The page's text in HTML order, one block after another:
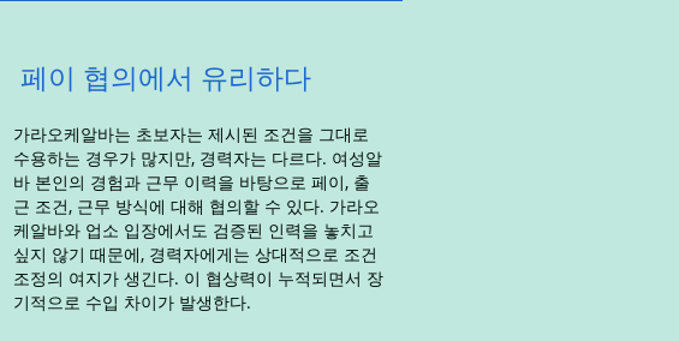
페이 협의에서 유리하다
가라오케알바는 초보자는 제시된 조건을 그대로
수용하는 경우가 많지만, 경력자는 다르다. 여성알
바 본인의 경험과 근무 이력을 바탕으로 페이, 출
근 조건, 근무 방식에 대해 협의할 수 있다. 가라오
케알바와 업소 입장에서도 검증된 인력을 놓치고
싶지 않기 때문에, 경력자에게는 상대적으로 조건
조정의 여지가 생긴다. 이 협상력이 누적되면서 장
기적으로 수입 차이가 발생한다.